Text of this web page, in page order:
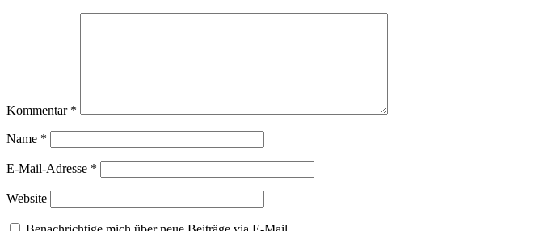
Kommentar *
Name *
E-Mail-Adresse *
Website